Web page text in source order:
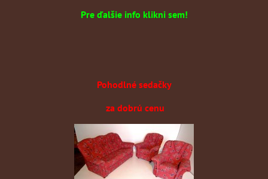
Pre ďalšie info klikni sem!
Pohodlné sedačky
za dobrú cenu